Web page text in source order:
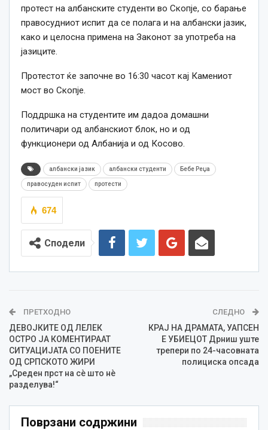
протест на албанските студенти во Скопје, со барање
правосудниот испит да се полага и на албански јазик,
како и целосна примена на Законот за употреба на
јазиците.
Протестот ќе започне во 16:30 часот кај Камениот
мост во Скопје.
Поддршка на студентите им дадоа домашни
политичари од албанскиот блок, но и од
функционери од Албанија и од Косово.
албански јазик албански студенти Бебе Реџа
правосуден испит протести
674
Сподели
ПРЕТХОДНО
ДЕВОЈКИТЕ ОД ЛЕЛЕК
ОСТРО ЈА КОМЕНТИРААТ
СИТУАЦИЈАТА СО ПОЕНИТЕ
ОД СРПСКОТО ЖИРИ
„Среден прст на сè што нè
разделува!“
СЛЕДНО
КРАЈ НА ДРАМАТА, УАПСЕН
Е УБИЕЦОТ Дрниш уште
трепери по 24-часовната
полициска опсада
Поврзани содржини